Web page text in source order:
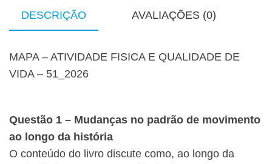
DESCRIÇÃO AVALIAÇÕES (0)
MAPA – ATIVIDADE FISICA E QUALIDADE DE
VIDA – 51_2026
Questão 1 – Mudanças no padrão de movimento
ao longo da história
​O conteúdo do livro discute como, ao longo da